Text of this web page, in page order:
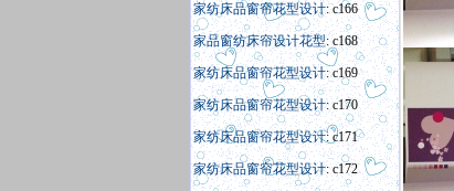
家纺床品窗帘花型设计: c166
家品窗纺床帘设计花型: c168
家纺床品窗帘花型设计: c169
家纺床品窗帘花型设计: c170
家纺床品窗帘花型设计: c171
家纺床品窗帘花型设计: c172